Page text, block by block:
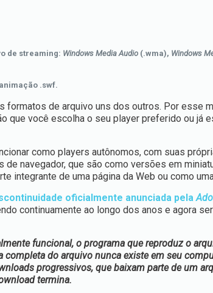
de streaming: Windows Media Audio (.wma), Windows
.swf.
de arquivo uns dos outros. Por esse
você escolha o seu player preferido ou já
como players autônomos, com suas
navegador, que são como versões em
integrante de uma página da Web ou como
oficialmente anunciada pela
continuamente ao longo dos anos e agora
funcional, o programa que reproduz o
do arquivo nunca existe em seu
progressivos, que baixam parte de um
termina.